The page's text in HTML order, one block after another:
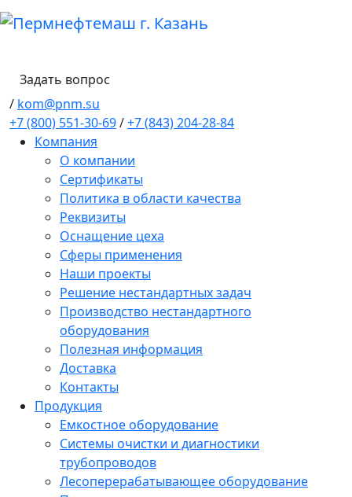
Задать вопрос
/ kom@pnm.su
+7 (800) 551-30-69/+7 (843) 204-28-84
Компания
О компании
Сертификаты
Политика в области качества
Реквизиты
Оснащение цеха
Сферы применения
Наши проекты
Решение нестандартных задач
Производство нестандартного
оборудования
Полезная информация
Доставка
Контакты
Продукция
Емкостное оборудование
Системы очистки и диагностики
трубопроводов
Лесоперерабатывающее оборудование